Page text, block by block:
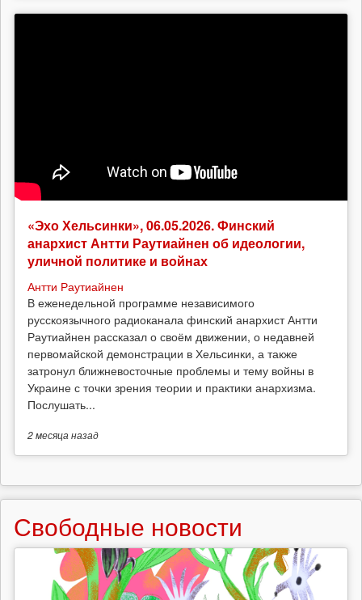
«Эхо Хельсинки», 06.05.2026. Финский
анархист Антти Раутиайнен об идеологии,
уличной политике и войнах
Антти Раутиайнен
В еженедельной программе независимого
русскоязычного радиоканала финский анархист Антти
Раутиайнен рассказал о своём движении, о недавней
первомайской демонстрации в Хельсинки, а также
затронул ближневосточные проблемы и тему войны в
Украине с точки зрения теории и практики анархизма.
Послушать...
2 месяцаназад
Свободные новости